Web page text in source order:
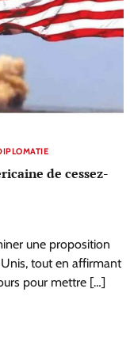
de cessez-
une proposition
tout en affirmant
pour mettre […]